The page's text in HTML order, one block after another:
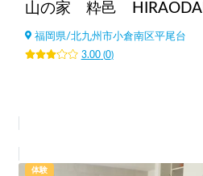
山の家 粋邑 HIRAODAI
福岡県/北九州市小倉南区平尾台
3.00(0)
体験